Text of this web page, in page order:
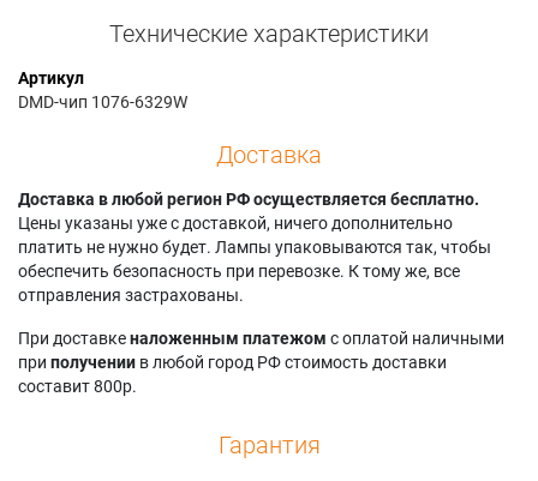
Технические характеристики
Артикул
DMD-чип 1076-6329W
Доставка
Доставка в любой регион РФ осуществляется бесплатно.
Цены указаны уже с доставкой, ничего дополнительно
платить не нужно будет. Лампы упаковываются так, чтобы
обеспечить безопасность при перевозке. К тому же, все
отправления застрахованы.
При доставкеналоженным платежом с оплатой наличными
при получении в любой город РФ стоимость доставки
составит 800р.
Гарантия